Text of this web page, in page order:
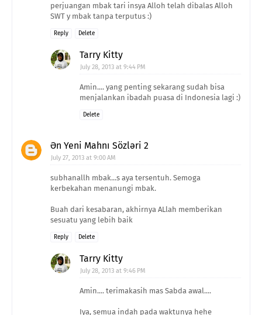
perjuangan mbak tari insya Alloh telah dibalas Alloh
SWT y mbak tanpa terputus :)
Reply Delete
Tarry Kitty
July 28, 2013 at 9:44 PM
Amin.... yang penting sekarang sudah bisa
menjalankan ibadah puasa di Indonesia lagi :)
Delete
Ən Yeni Mahnı Sözləri 2
July 27, 2013 at 9:00 AM
subhanallh mbak...s aya tersentuh. Semoga
kerbekahan menanungi mbak.
Buah dari kesabaran, akhirnya ALlah memberikan
sesuatu yang lebih baik
Reply Delete
Tarry Kitty
July 28, 2013 at 9:46 PM
Amin.... terimakasih mas Sabda awal....
Iya, semua indah pada waktunya hehe